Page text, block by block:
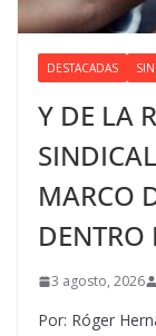
DESTACADAS
Y DE LA
MARCO
DENTRO
3 agosto, 2026
Por: Róger